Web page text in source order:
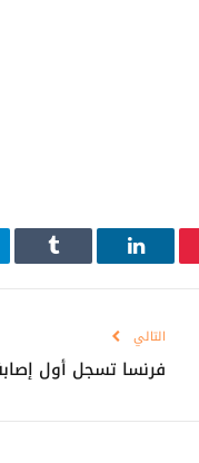
لينكدإن
التالي
فرنسا تسجل أول